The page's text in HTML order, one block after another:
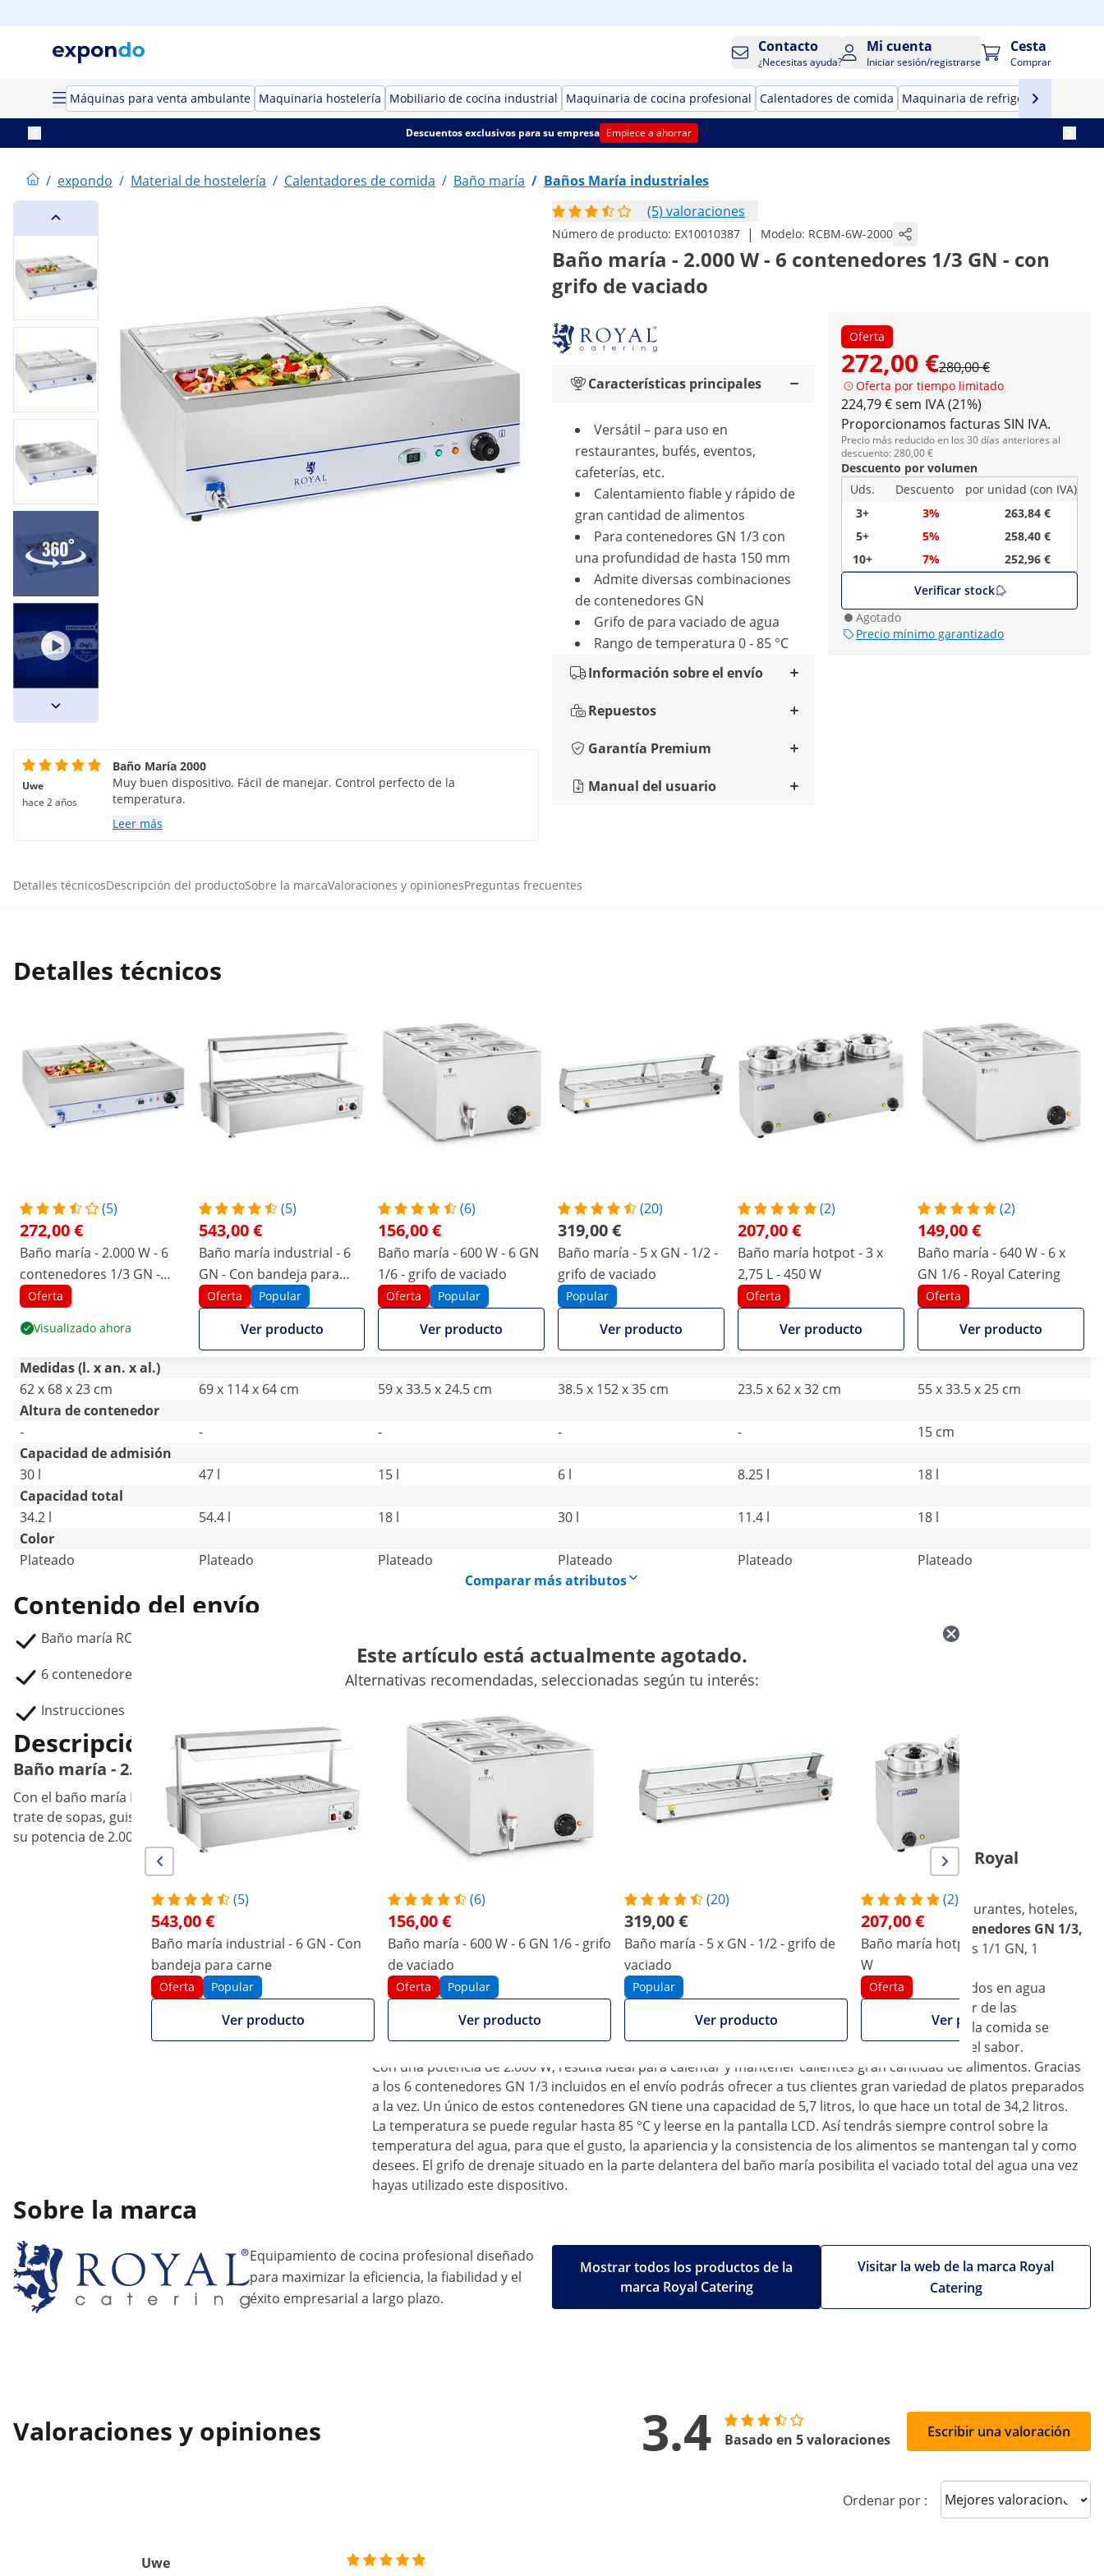
Contacto
¿Necesitas ayuda?
Mi cuenta
Iniciar sesión/registrarse
Cesta
Comprar
Máquinas para venta ambulante Maquinaria hostelería Mobiliario de cocina industrial Maquinaria de cocina profesional Calentadores de comida Maquinaria de refrigeración para
Descuentos exclusivos para su empresa Empiece a ahorrar
/ expondo / Material de hostelería / Calentadores de comida / Baño maría / Baños María industriales
(5) valoraciones
Número de producto: EX10010387 | Modelo: RCBM-6W-2000
Baño maría - 2.000 W - 6 contenedores 1/3 GN - con
grifo de vaciado
Oferta
272,00 €280,00 €
Oferta por tiempo limitado
224,79 € sem IVA (21%)
Proporcionamos facturas SIN IVA.
Precio más reducido en los 30 días anteriores al
descuento: 280,00 €
Descuento por volumen
Uds.
Descuento
por unidad (con IVA)
3+
3%
263,84 €
5+
5%
258,40 €
10+
7%
252,96 €
Verificar stock
Agotado
Precio mínimo garantizado
Características principales
Versátil – para uso en
restaurantes, bufés, eventos,
cafeterías, etc.
Calentamiento fiable y rápido de
gran cantidad de alimentos
Para contenedores GN 1/3 con
una profundidad de hasta 150 mm
Admite diversas combinaciones
de contenedores GN
Grifo de para vaciado de agua
Rango de temperatura 0 - 85 °C
Información sobre el envío
Repuestos
Garantía Premium
Manual del usuario
Uwe
hace 2 años
Baño María 2000
Muy buen dispositivo. Fácil de manejar. Control perfecto de la
temperatura.
Leer más
Detalles técnicosDescripción del productoSobre la marcaValoraciones y opinionesPreguntas frecuentes
Detalles técnicos
(5)
272,00 €
Baño maría - 2.000 W - 6
contenedores 1/3 GN -
con grifo de vaciado
Oferta
Visualizado ahora
(5)
543,00 €
Baño maría industrial - 6
GN - Con bandeja para
carne
Oferta Popular
Ver producto
(6)
156,00 €
Baño maría - 600 W - 6 GN
1/6 - grifo de vaciado
Oferta Popular
Ver producto
(20)
319,00 €
Baño maría - 5 x GN - 1/2 -
grifo de vaciado
Popular
Ver producto
(2)
207,00 €
Baño maría hotpot - 3 x
2,75 L - 450 W
Oferta
Ver producto
(2)
149,00 €
Baño maría - 640 W - 6 x
GN 1/6 - Royal Catering
Oferta
Ver producto
Medidas (l. x an. x al.)
62 x 68 x 23 cm
69 x 114 x 64 cm 59 x 33.5 x 24.5 cm 38.5 x 152 x 35 cm 23.5 x 62 x 32 cm
55 x 33.5 x 25 cm
Altura de contenedor
-
- - - -
15 cm
Capacidad de admisión
30 l
47 l 15 l 6 l 8.25 l
18 l
Capacidad total
34.2 l
54.4 l 18 l 30 l 11.4 l
18 l
Color
Plateado
Plateado Plateado Plateado Plateado
Plateado
Comparar más atributos
Contenido del envío
Baño maría RCBM-6WS-2000
6 contenedores GN 1/3 con tapadera, prof.: 150 mm, volumen: 5,7 L 5,7 L
Instrucciones
Este artículo está actualmente agotado.
Alternativas recomendadas, seleccionadas según tu interés:
(5)
543,00 €
Baño maría industrial - 6 GN - Con
bandeja para carne
Oferta Popular
Ver producto
(6)
156,00 €
Baño maría - 600 W - 6 GN 1/6 - grifo
de vaciado
Oferta Popular
Ver producto
(20)
319,00 €
Baño maría - 5 x GN - 1/2 - grifo de
vaciado
Popular
Ver producto
(2)
207,00 €
Baño maría hotpot - 3 x 2,75 L - 450
W
Oferta
Ver producto
Descripción del producto
Baño maría - 2.000 W - 6 contenedores 1/3 GN - con grifo de vaciado
Con el baño maría RCBM-6W-2000 de Royal Catering mantendrás los alimentos a la temperatura perfecta. Ya se
trate de sopas, guisos, salsas, carne o guarniciones como patatas o arroz, este aparato profesional convence por
su potencia de 2.000 W y mantiene calientes gran cantidad de alimentos a la vez.
La comida se mantiene caliente de manera uniforme en el baño maría de Royal
La práctica base hace este aparato ideal para el autoservicio en lugares como, por ejemplo, restaurantes, hoteles,
comedores, bufés, bares, cafeterías y en todo tipo de eventos. En total podrás calentar seis contenedores GN 1/3,
aunque existe laposibilidad de combinarlos de diversas maneras(por ejemplo, 2 contenedores 1/1 GN, 1
contenedor 1/1 y 2 contenedores ½ GN, o bien 12 contenedores 1/6 GN).
El baño maría está fabricado en acero inoxidable de alta calidad y dispone de dos senos sumergidos en agua
caliente que contienen las cubas con los alimentos a mantener a la temperatura deseada. El calor de las
resistencias no será pues trasmitido directamente a los alimentos, sino al agua circundante. Así, la comida se
mantendrá caliente de forma homogénea durante largo tiempo, respetando a su vez el aroma y el sabor.
Con una potencia de 2.000 W, resulta ideal para calentar y mantener calientes gran cantidad de alimentos. Gracias
a los 6 contenedores GN 1/3 incluidos en el envío podrás ofrecer a tus clientes gran variedad de platos preparados
a la vez. Un único de estos contenedores GN tiene una capacidad de 5,7 litros, lo que hace un total de 34,2 litros.
La temperatura se puede regular hasta 85 °C y leerse en la pantalla LCD. Así tendrás siempre control sobre la
temperatura del agua, para que el gusto, la apariencia y la consistencia de los alimentos se mantengan tal y como
desees. El grifo de drenaje situado en la parte delantera del baño maría posibilita el vaciado total del agua una vez
hayas utilizado este dispositivo.
Sobre la marca
Equipamiento de cocina profesional diseñado
para maximizar la eficiencia, la fiabilidad y el
éxito empresarial a largo plazo.
Visitar la web de la marca Royal
Catering
Mostrar todos los productos de la
marca Royal Catering
Valoraciones y opiniones 3.4 Basado en 5 valoraciones Escribir una valoración
Ordenar por : Sort reviews
Uwe